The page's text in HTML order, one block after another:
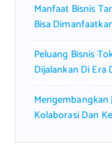
Manfaat Bisnis
Bisa
Peluang Bisnis
Dijalankan Di Era
Mengembangkan
Kolaborasi Dan